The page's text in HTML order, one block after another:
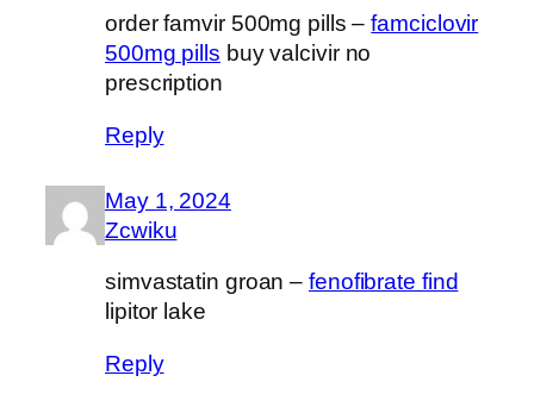
order famvir 500mg pills –famciclovir
500mg pills buy valcivir no
prescription
Reply
May 1, 2024
Zcwiku
simvastatin groan – fenofibrate find
lipitor lake
Reply